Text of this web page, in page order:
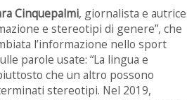
Cinquepalmi, giornalista e autrice
e stereotipi di genere”, che
l’informazione nello sport
parole usate: “La lingua e
che un altro possono
stereotipi. Nel 2019,